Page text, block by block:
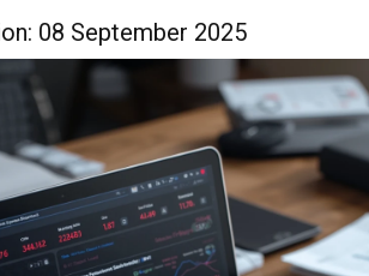
08 September 2025